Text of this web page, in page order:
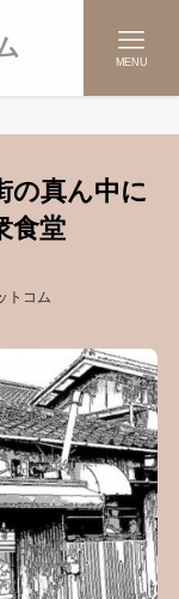
MENU
の真ん中に
食堂
トコム